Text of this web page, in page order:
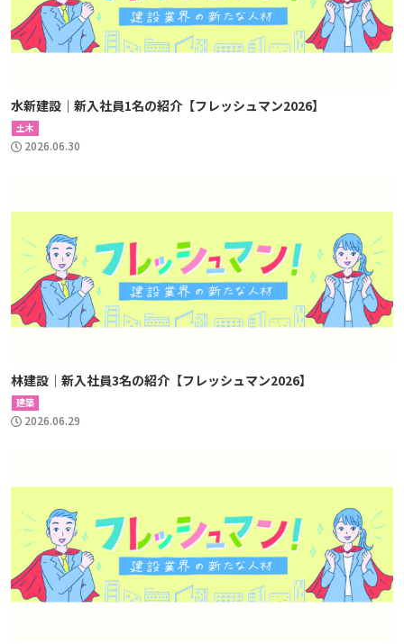
水新建設｜新入社員1名の紹介【フレッシュマン2026】
土木
2026.06.30
林建設｜新入社員3名の紹介【フレッシュマン2026】
建築
2026.06.29